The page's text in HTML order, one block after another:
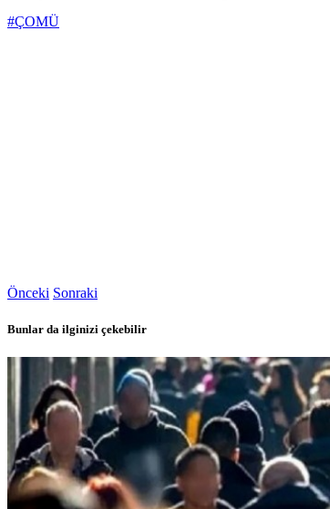
#ÇOMÜ
Önceki Sonraki
Bunlar da ilginizi çekebilir